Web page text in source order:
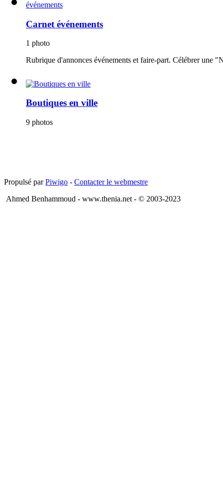
Carnet événements
1 photo
Rubrique d'annonces événements et faire-part. Célébrer une
Boutiques en ville
9 photos
Propulsé parPiwigo - Contacter le webmestre
Ahmed Benhammoud - www.thenia.net - © 2003-2023